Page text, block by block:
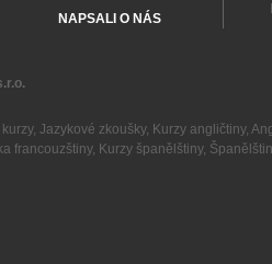
NAPSALI O NÁS
, Jazykové zkoušky, Kurzy angličtiny,
francouzštiny, Kurzy španělštiny,